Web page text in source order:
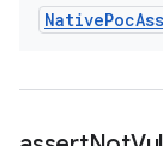
NativePoc